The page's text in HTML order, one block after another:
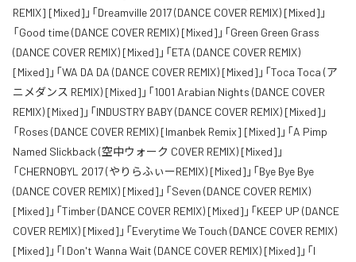
REMIX] [Mixed]」「Dreamville 2017 (DANCE COVER REMIX) [Mixed]」
「Good time (DANCE COVER REMIX) [Mixed]」「Green Green Grass
(DANCE COVER REMIX) [Mixed]」「ETA (DANCE COVER REMIX)
[Mixed]」「WA DA DA (DANCE COVER REMIX) [Mixed]」「Toca Toca (ア
ニメダンス REMIX) [Mixed]」「1001 Arabian Nights (DANCE COVER
REMIX) [Mixed]」「INDUSTRY BABY (DANCE COVER REMIX) [Mixed]」
「Roses (DANCE COVER REMIX) [Imanbek Remix] [Mixed]」「A Pimp
Named Slickback (空中ウォーク COVER REMIX) [Mixed]」
「CHERNOBYL 2017 (やりらふぃーREMIX) [Mixed]」「Bye Bye Bye
(DANCE COVER REMIX) [Mixed]」「Seven (DANCE COVER REMIX)
[Mixed]」「Timber (DANCE COVER REMIX) [Mixed]」「KEEP UP (DANCE
COVER REMIX) [Mixed]」「Everytime We Touch (DANCE COVER REMIX)
[Mixed]」「I Don't Wanna Wait (DANCE COVER REMIX) [Mixed]」「I